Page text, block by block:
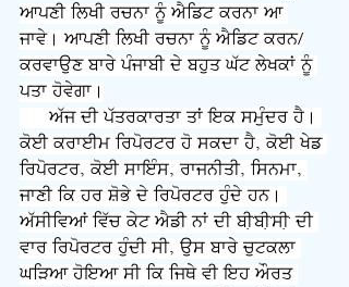
ਆਪਣੀ ਲਿਖੀ ਰਚਨਾ ਨੂੰ ਐਡਿਟ ਕਰਨਾ ਆ
ਜਾਵੇ। ਆਪਣੀ ਲਿਖੀ ਰਚਨਾ ਨੂੰ ਐਡਿਟ ਕਰਨ/
ਕਰਵਾਉਣ ਬਾਰੇ ਪੰਜਾਬੀ ਦੇ ਬਹੁਤ ਘੱਟ ਲੇਖਕਾਂ ਨੂੰ
ਪਤਾ ਹੋਵੇਗਾ।
ਅੱਜ ਦੀ ਪੱਤਰਕਾਰਤਾ ਤਾਂ ਇਕ ਸਮੁੰਦਰ ਹੈ।
ਕੋਈ ਕਰਾਈਮ ਰਿਪੋਰਟਰ ਹੋ ਸਕਦਾ ਹੈ, ਕੋਈ ਖੇਡ
ਰਿਪੋਰਟਰ, ਕੋਈ ਸਾਇੰਸ, ਰਾਜਨੀਤੀ, ਸਿਨਮਾ,
ਜਾਣੀ ਕਿ ਹਰ ਸ਼ੋਭੇ ਦੇ ਰਿਪੋਰਟਰ ਹੁੰਦੇ ਹਨ।
ਅੱਸੀਵਿਆਂ ਵਿੱਚ ਕੇਟ ਐਡੀ ਨਾਂ ਦੀ ਬੀæਬੀæਸੀæ ਦੀ
ਵਾਰ ਰਿਪੋਰਟਰ ਹੁੰਦੀ ਸੀ, ਉਸ ਬਾਰੇ ਚੁਟਕਲਾ
ਘੜਿਆ ਹੋਇਆ ਸੀ ਕਿ ਜਿਥੇ ਵੀ ਇਹ ਔਰਤ